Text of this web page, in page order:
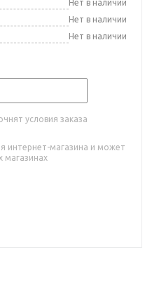
Нет в наличии
Нет в наличии
Нет в наличии
условия заказа
интернет-магазина и может
магазинах